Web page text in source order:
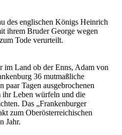
des englischen Königs Heinrich
ihrem Bruder George wegen
Tode verurteilt.
im Land ob der Enns, Adam von
36 mutmaßliche
paar Tagen ausgebrochenen
ihr Leben würfeln und die
Das „Frankenburger
zum Oberösterreichischen
Jahr.